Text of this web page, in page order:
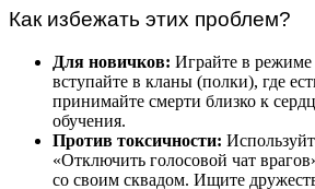
Как избежать этих проблем?
Для новичков: Играйте в режиме
вступайте в кланы (полки), где
принимайте смерти близко к
обучения.
Против токсичности:
«Отключить голосовой чат
со своим сквадом. Ищите